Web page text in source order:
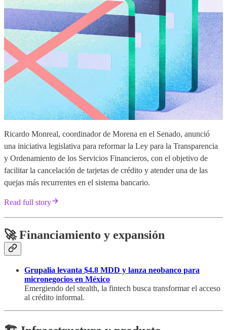
Ricardo Monreal, coordinador de Morena en el Senado, anunció
una iniciativa legislativa para reformar la Ley para la Transparencia
y Ordenamiento de los Servicios Financieros, con el objetivo de
facilitar la cancelación de tarjetas de crédito y atender una de las
quejas más recurrentes en el sistema bancario.
Read full story
🚀 Financiamiento y expansión
Grupalia levanta $4.8 MDD y lanza neobanco para
micronegocios en México
Emergiendo del stealth, la fintech busca transformar el acceso
al crédito informal.